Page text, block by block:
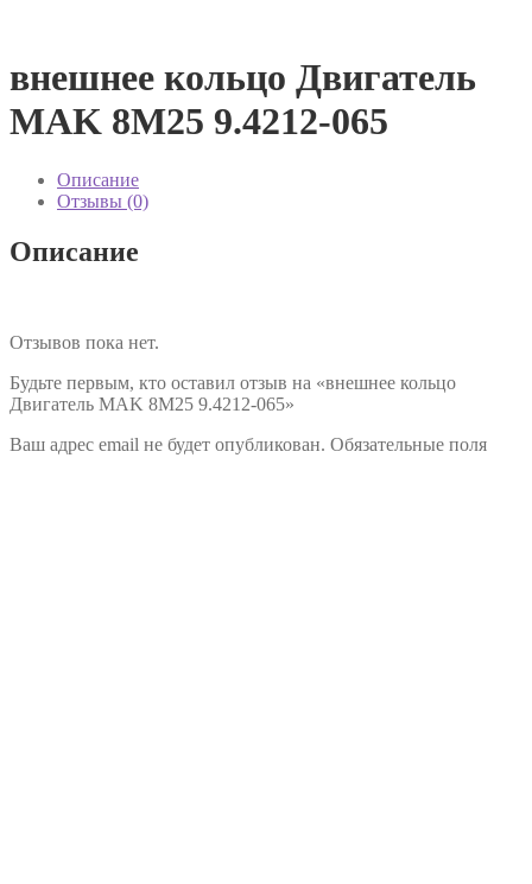
внешнее кольцо Двигатель
MAK 8M25 9.4212-065
Описание
Отзывы (0)
Описание
Отзывов пока нет.
Будьте первым, кто оставил отзыв на «внешнее кольцо
Двигатель MAK 8M25 9.4212-065»
Ваш адрес email не будет опубликован. Обязательные поля